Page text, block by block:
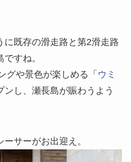
に既存の滑走路と第2滑走路
すね。
グや景色が楽しめる「 ウミ
ンし、瀬長島が賑わうよう
サーがお出迎え。